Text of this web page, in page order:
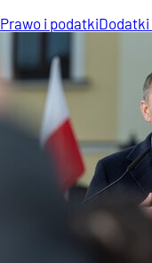
Prawo i podatki